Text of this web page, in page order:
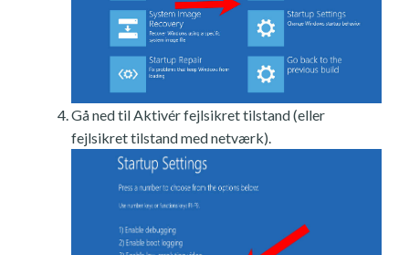
Gå ned til Aktivér fejlsikret tilstand (eller
fejlsikret tilstand med netværk).